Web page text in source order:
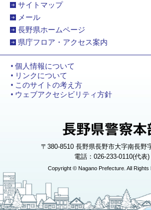
サイトマップ
メール
長野県ホームページ
県庁フロア・アクセス案内
個人情報について
リンクについて
このサイトの考え方
ウェブアクセシビリティ方針
〒380-8510 長野県長野市大字南長野
電話：026-233-0110(代表)
Copyright © Nagano Prefecture. All Rights